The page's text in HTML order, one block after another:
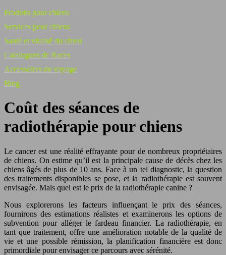
Produits pour chiens
Services pour chiens
Santé et vitalité du chien
Catalogues de Races
Accessoires de voyage
Blog
Coût des séances de
radiothérapie pour chiens
Le cancer est une réalité effrayante pour de nombreux propriétaires
de chiens. On estime qu’il est la principale cause de décès chez les
chiens âgés de plus de 10 ans. Face à un tel diagnostic, la question
des traitements disponibles se pose, et la radiothérapie est souvent
envisagée. Mais quel est le prix de la radiothérapie canine ?
Nous explorerons les facteurs influençant le prix des séances,
fournirons des estimations réalistes et examinerons les options de
subvention pour alléger le fardeau financier. La radiothérapie, en
tant que traitement, offre une amélioration notable de la qualité de
vie et une possible rémission, la planification financière est donc
primordiale pour envisager ce parcours avec sérénité.